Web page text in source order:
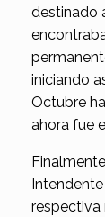
destinado
iniciando
Octubre
ahora fue
respectiva